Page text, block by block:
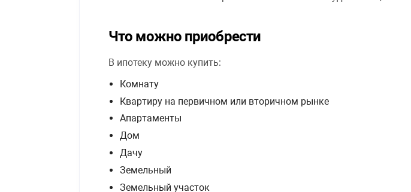
Что можно приобрести
В ипотеку можно купить:
Комнату
Квартиру на первичном или вторичном рынке
Апартаменты
Дом
Дачу
Земельный
Земельный участок